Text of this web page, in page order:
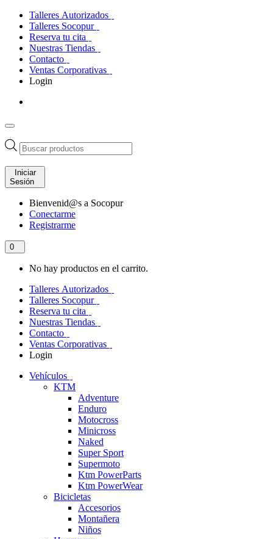
Talleres Autorizados
Talleres Socopur
Reserva tu cita
Nuestras Tiendas
Contacto
Ventas Corporativas
Login
Búsqueda
de
productos
Iniciar
Sesión
Bienvenid@s a Socopur
Conectarme
Registrarme
0
No hay productos en el carrito.
Talleres Autorizados
Talleres Socopur
Reserva tu cita
Nuestras Tiendas
Contacto
Ventas Corporativas
Login
Vehículos
KTM
Adventure
Enduro
Motocross
Minicross
Naked
Super Sport
Supermoto
Ktm PowerParts
Ktm PowerWear
Bicicletas
Accesorios
Montañera
Niños